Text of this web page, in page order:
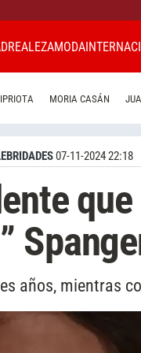
REALEZAMODA
MORIA CASÁN
07-11-2024 22:18
años, mientras